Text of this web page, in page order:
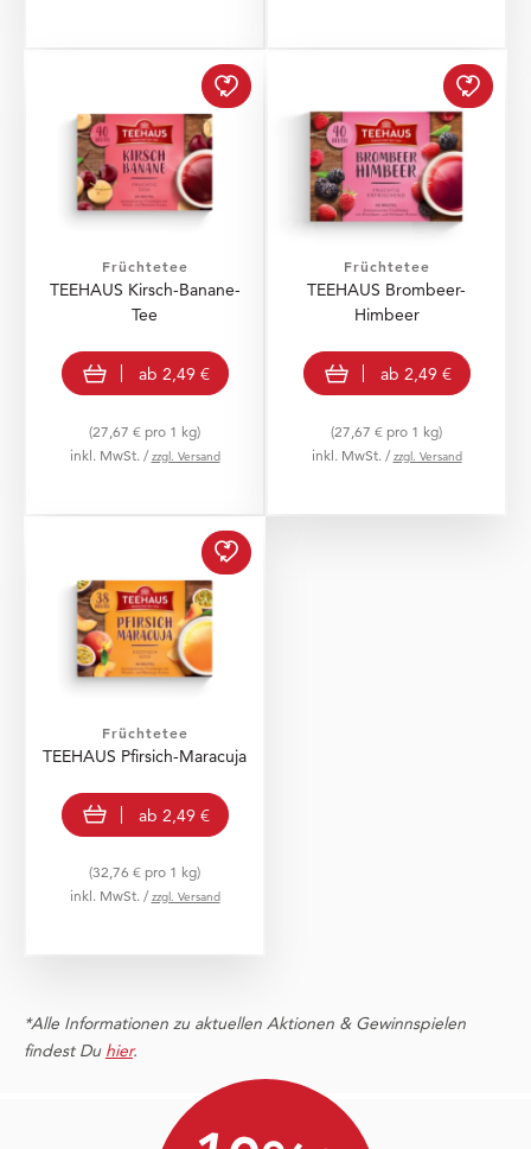
TEEHAUS Kirsch-
Früchtetee
TEEHAUS Kirsch-Banane-
Tee
view product
ab 2,49 €
(27,67 € pro 1 kg)
inkl. MwSt. /zzgl. Versand
Früchtetee
TEEHAUS Brombeer-
Himbeer
view product
ab 2,49 €
(27,67 € pro 1 kg)
inkl. MwSt. /zzgl. Versand
TEEHAUS Pfirsich-
Früchtetee
TEEHAUS Pfirsich-Maracuja
view product
ab 2,49 €
(32,76 € pro 1 kg)
inkl. MwSt. /zzgl. Versand
*Alle Informationen zu aktuellen Aktionen & Gewinnspielen
findest Du hier.